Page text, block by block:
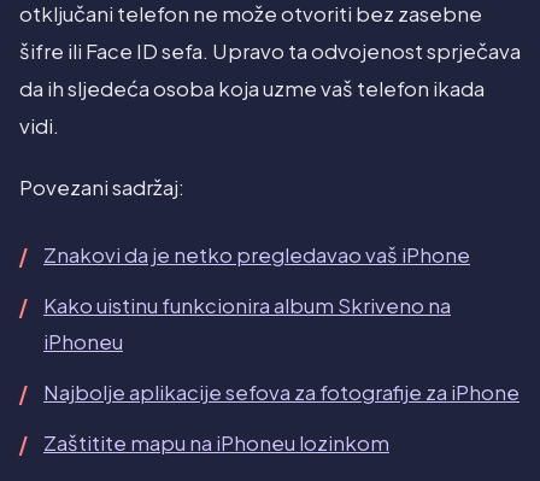
otključani telefon ne može otvoriti bez zasebne
šifre ili Face ID sefa. Upravo ta odvojenost sprječava
da ih sljedeća osoba koja uzme vaš telefon ikada
vidi.
Povezani sadržaj:
Znakovi da je netko pregledavao vaš iPhone
Kako uistinu funkcionira album Skriveno na
iPhoneu
Najbolje aplikacije sefova za fotografije za iPhone
Zaštitite mapu na iPhoneu lozinkom